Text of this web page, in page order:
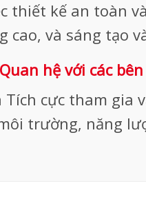
thiết kế an toàn
cao, và sáng tạo
hệ với các
Tích cực tham gia
trường, năng